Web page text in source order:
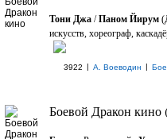
Тони Джа /Паном Йирум
искусств, хореограф,
3922 | А. Воеводин |
Боевой Дракон кино